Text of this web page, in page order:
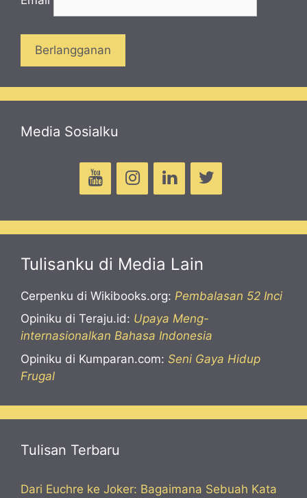
Media Sosialku
Tulisanku di Media Lain
Cerpenku di Wikibooks.org: Pembalasan 52 Inci
Opiniku di Teraju.id: Upaya Meng-
internasionalkan Bahasa Indonesia
Opiniku di Kumparan.com: Seni Gaya Hidup
Frugal
Tulisan Terbaru
Dari Euchre ke Joker: Bagaimana Sebuah Kata